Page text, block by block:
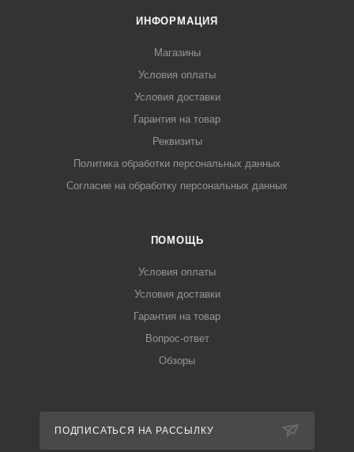
ИНФОРМАЦИЯ
Магазины
Условия оплаты
Условия доставки
Гарантия на товар
Реквизиты
Политика обработки персональных данных
Согласие на обработку персональных данных
ПОМОЩЬ
Условия оплаты
Условия доставки
Гарантия на товар
Вопрос-ответ
Обзоры
ПОДПИСАТЬСЯ НА РАССЫЛКУ